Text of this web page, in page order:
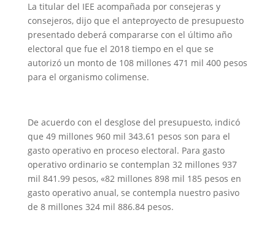
La titular del IEE acompañada por consejeras y
consejeros, dijo que el anteproyecto de presupuesto
presentado deberá compararse con el último año
electoral que fue el 2018 tiempo en el que se
autorizó un monto de 108 millones 471 mil 400 pesos
para el organismo colimense.
De acuerdo con el desglose del presupuesto, indicó
que 49 millones 960 mil 343.61 pesos son para el
gasto operativo en proceso electoral. Para gasto
operativo ordinario se contemplan 32 millones 937
mil 841.99 pesos, «82 millones 898 mil 185 pesos en
gasto operativo anual, se contempla nuestro pasivo
de 8 millones 324 mil 886.84 pesos.